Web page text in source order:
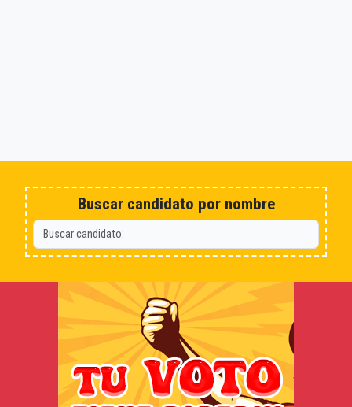
Buscar candidato por nombre